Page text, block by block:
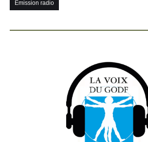
Emission radio